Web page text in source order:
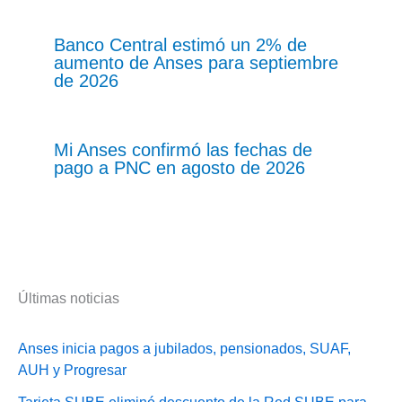
Banco Central estimó un 2% de
aumento de Anses para septiembre
de 2026
Mi Anses confirmó las fechas de
pago a PNC en agosto de 2026
Últimas noticias
Anses inicia pagos a jubilados, pensionados, SUAF,
AUH y Progresar